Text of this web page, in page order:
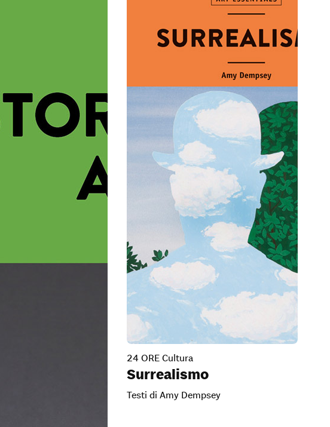
24 ORE Cultura
Surrealismo
Testi di Amy Dempsey